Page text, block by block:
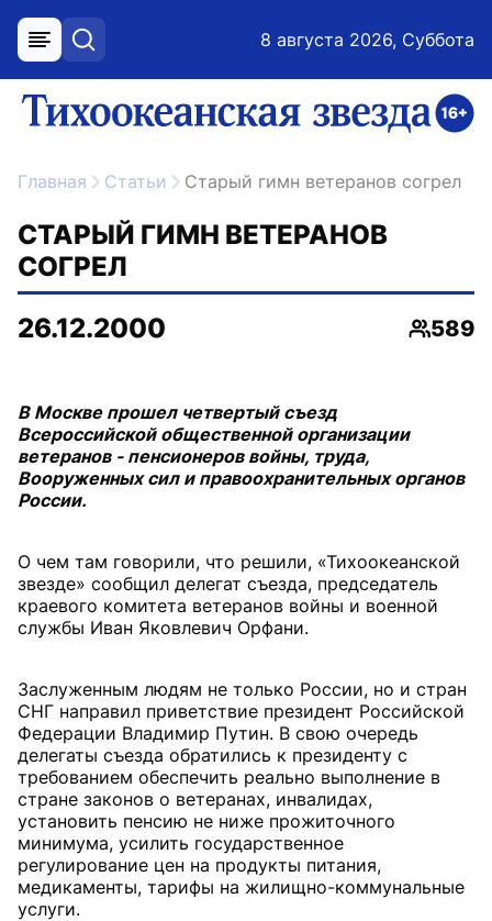
меню поиск 8 августа 2026, Суббота
ссылка на главную
Главная Статьи Старый гимн ветеранов согрел
СТАРЫЙ ГИМН ВЕТЕРАНОВ
СОГРЕЛ
26.12.2000
589
В Москве прошел четвертый съезд
Всероссийской общественной организации
ветеранов - пенсионеров войны, труда,
Вооруженных сил и правоохранительных органов
России.
О чем там говорили, что решили, «Тихоокеанской
звезде» сообщил делегат съезда, председатель
краевого комитета ветеранов войны и военной
службы Иван Яковлевич Орфани.
Заслуженным людям не только России, но и стран
СНГ направил приветствие президент Российской
Федерации Владимир Путин. В свою очередь
делегаты съезда обратились к президенту с
требованием обеспечить реально выполнение в
стране законов о ветеранах, инвалидах,
установить пенсию не ниже прожиточного
минимума, усилить государственное
регулирование цен на продукты питания,
медикаменты, тарифы на жилищно-коммунальные
услуги.